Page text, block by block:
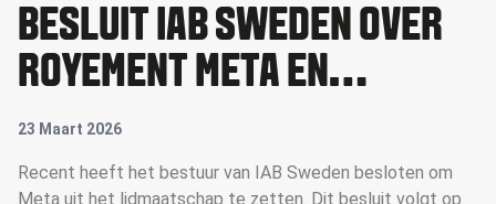
BESLUIT IAB SWEDEN OVER
ROYEMENT META EN
BREDERE IMPLICATIES VOOR
DE DIGITALE
23 Maart 2026
Recent heeft het bestuur van IAB Sweden besloten om
Meta uit het lidmaatschap te zetten. Dit besluit volgt op